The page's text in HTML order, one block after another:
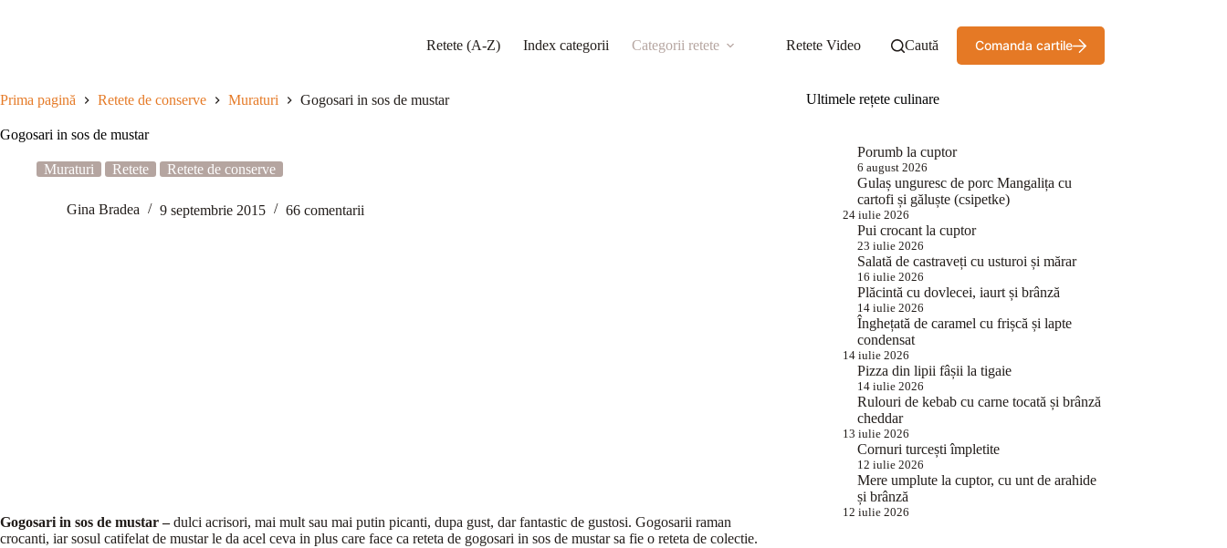
Retete (A-Z) Index categorii Categorii retete Retete Video Caută Comanda cartile
Prima pagină Retete de conserve Muraturi Gogosari in sos de mustar
Gogosari in sos de mustar
Muraturi Retete Retete de conserve
Gina Bradea 9 septembrie 2015 66 comentarii
Gogosari in sos de mustar –dulci acrisori, mai mult sau mai putin picanti, dupa gust, dar fantastic de gustosi. Gogosarii raman
crocanti, iar sosul catifelat de mustar le da acel ceva in plus care face ca reteta de gogosari in sos de mustar sa fie o reteta de colectie.
Ultimele rețete culinare
Porumb la cuptor
6 august 2026
Gulaș unguresc de porc Mangalița cu
cartofi și găluște (csipetke)
24 iulie 2026
Pui crocant la cuptor
23 iulie 2026
Salată de castraveți cu usturoi și mărar
16 iulie 2026
Plăcintă cu dovlecei, iaurt și brânză
14 iulie 2026
Înghețată de caramel cu frișcă și lapte
condensat
14 iulie 2026
Pizza din lipii fâșii la tigaie
14 iulie 2026
Rulouri de kebab cu carne tocată și brânză
cheddar
13 iulie 2026
Cornuri turcești împletite
12 iulie 2026
Mere umplute la cuptor, cu unt de arahide
și brânză
12 iulie 2026